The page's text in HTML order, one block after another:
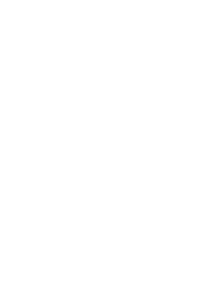
peníze
Co se dnes více